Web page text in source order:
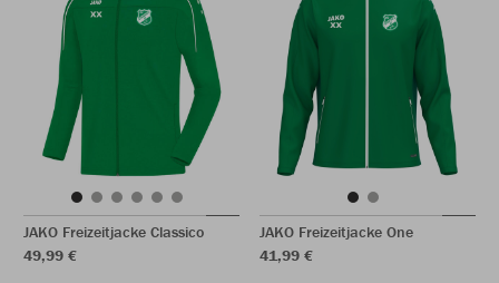
JAKO Freizeitjacke Classico
49,99 €
JAKO Freizeitjacke One
41,99 €